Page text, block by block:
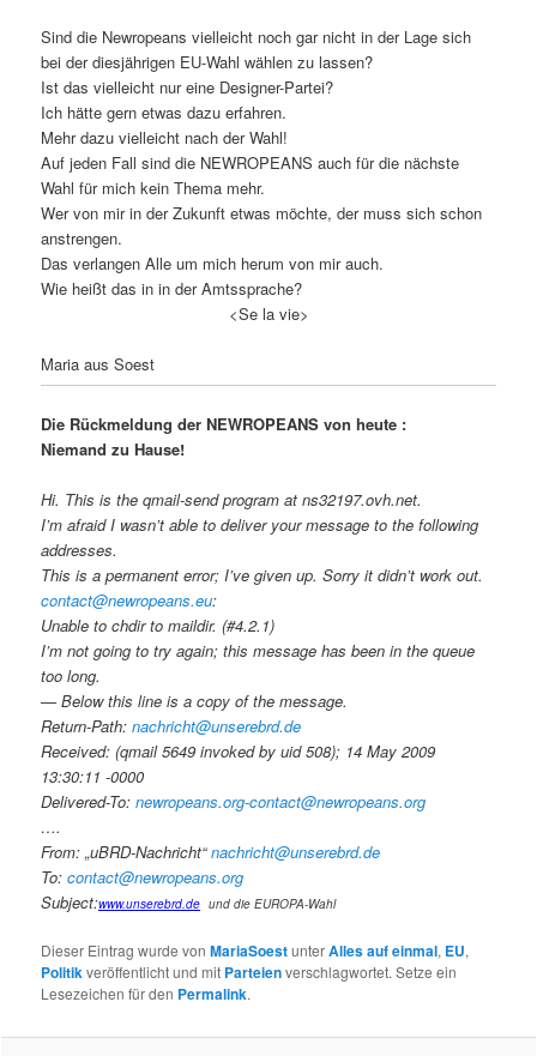
Sind die Newropeans vielleicht noch gar nicht in der Lage sich
bei der diesjährigen EU-Wahl wählen zu lassen?
Ist das vielleicht nur eine Designer-Partei?
Ich hätte gern etwas dazu erfahren.
Mehr dazu vielleicht nach der Wahl!
Auf jeden Fall sind die NEWROPEANS auch für die nächste
Wahl für mich kein Thema mehr.
Wer von mir in der Zukunft etwas möchte, der muss sich schon
anstrengen.
Das verlangen Alle um mich herum von mir auch.
Wie heißt das in in der Amtssprache?
<Se la vie>
Maria aus Soest
Die Rückmeldung der NEWROPEANS von heute :
Niemand zu Hause!
Hi. This is the qmail-send program at ns32197.ovh.net.
I’m afraid I wasn’t able to deliver your message to the following
addresses.
This is a permanent error; I’ve given up. Sorry it didn’t work out.
contact@newropeans.eu:
Unable to chdir to maildir. (#4.2.1)
I’m not going to try again; this message has been in the queue
too long.
— Below this line is a copy of the message.
Return-Path:nachricht@unserebrd.de
Received: (qmail 5649 invoked by uid 508); 14 May 2009
13:30:11 -0000
Delivered-To:newropeans.org-contact@newropeans.org
….
From: „uBRD-Nachricht“nachricht@unserebrd.de
To:contact@newropeans.org
Subject:www.unserebrd.de und die EUROPA-Wahl
Dieser Eintrag wurde vonMariaSoestunterAlles auf einmal, EU,
Politikveröffentlicht und mit Parteienverschlagwortet. Setze ein
Lesezeichen für den Permalink.